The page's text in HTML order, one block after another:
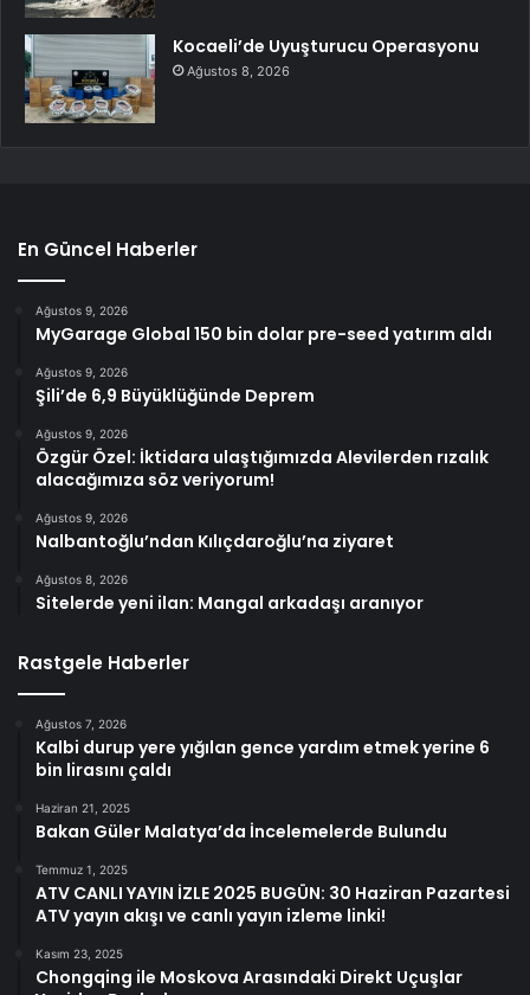
Kocaeli’de Uyuşturucu Operasyonu
Ağustos 8, 2026
En Güncel Haberler
Ağustos 9, 2026
MyGarage Global 150 bin dolar pre-seed yatırım aldı
Ağustos 9, 2026
Şili’de 6,9 Büyüklüğünde Deprem
Ağustos 9, 2026
Özgür Özel: İktidara ulaştığımızda Alevilerden rızalık
alacağımıza söz veriyorum!
Ağustos 9, 2026
Nalbantoğlu’ndan Kılıçdaroğlu’na ziyaret
Ağustos 8, 2026
Sitelerde yeni ilan: Mangal arkadaşı aranıyor
Rastgele Haberler
Ağustos 7, 2026
Kalbi durup yere yığılan gence yardım etmek yerine 6
bin lirasını çaldı
Haziran 21, 2025
Bakan Güler Malatya’da İncelemelerde Bulundu
Temmuz 1, 2025
ATV CANLI YAYIN İZLE 2025 BUGÜN: 30 Haziran Pazartesi
ATV yayın akışı ve canlı yayın izleme linki!
Kasım 23, 2025
Chongqing ile Moskova Arasındaki Direkt Uçuşlar